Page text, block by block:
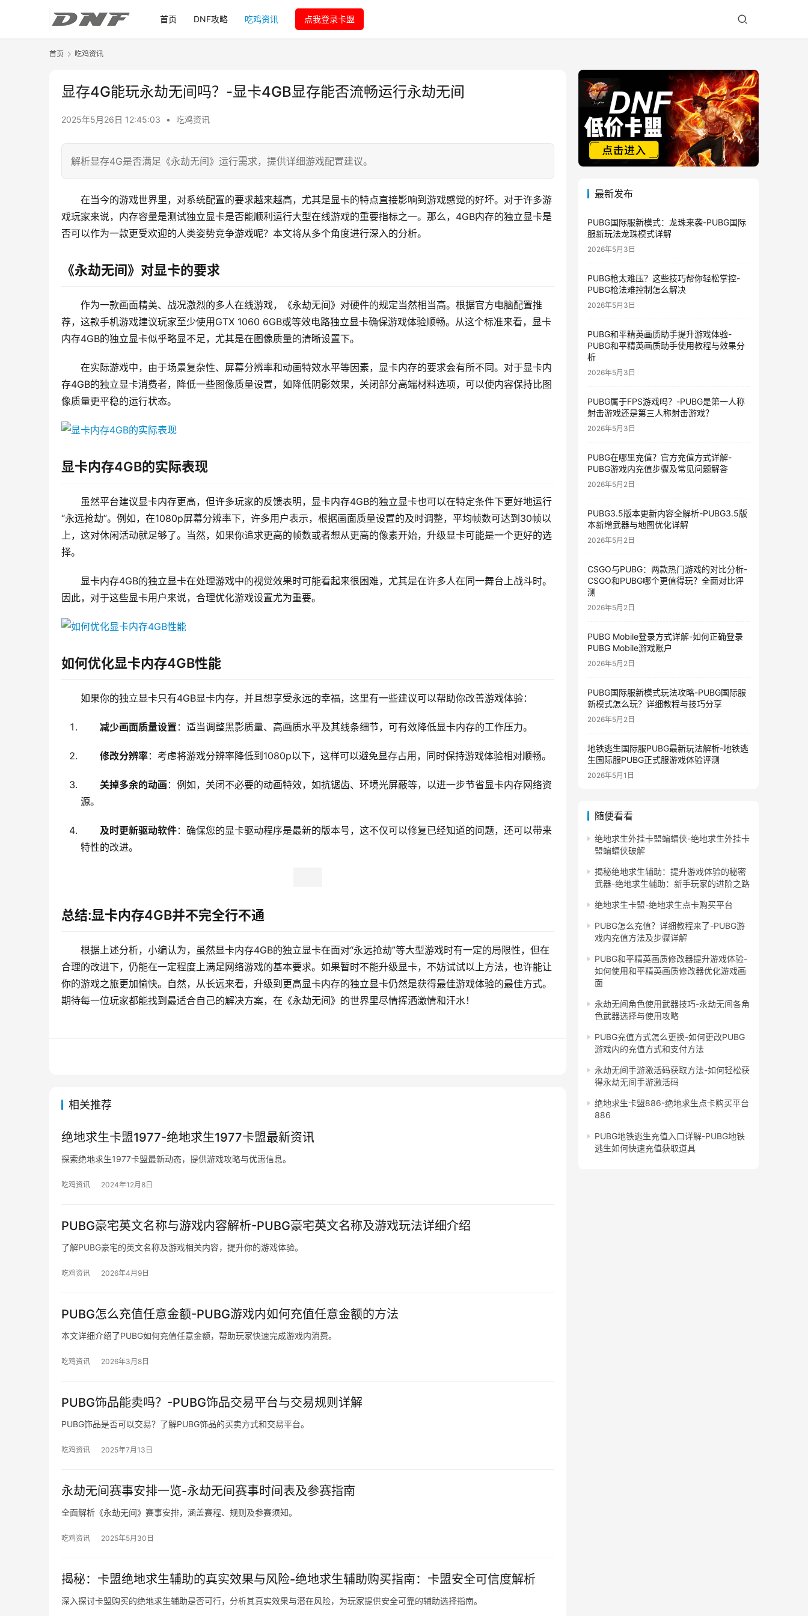
首页 DNF攻略 吃鸡资讯 点我登录卡盟
首页 吃鸡资讯
显存4G能玩永劫无间吗？-显卡4GB显存能否流畅运行永劫无间
2025年5月26日 12:45:03 • 吃鸡资讯
解析显存4G是否满足《永劫无间》运行需求，提供详细游戏配置建议。
在当今的游戏世界里，对系统配置的要求越来越高，尤其是显卡的特点直接影响到游戏感觉的好坏。对于许多游
戏玩家来说，内存容量是测试独立显卡是否能顺利运行大型在线游戏的重要指标之一。那么，4GB内存的独立显卡是
否可以作为一款更受欢迎的人类姿势竞争游戏呢？本文将从多个角度进行深入的分析。
《永劫无间》对显卡的要求
作为一款画面精美、战况激烈的多人在线游戏，《永劫无间》对硬件的规定当然相当高。根据官方电脑配置推
荐，这款手机游戏建议玩家至少使用GTX 1060 6GB或等效电路独立显卡确保游戏体验顺畅。从这个标准来看，显卡
内存4GB的独立显卡似乎略显不足，尤其是在图像质量的清晰设置下。
在实际游戏中，由于场景复杂性、屏幕分辨率和动画特效水平等因素，显卡内存的要求会有所不同。对于显卡内
存4GB的独立显卡消费者，降低一些图像质量设置，如降低阴影效果，关闭部分高端材料选项，可以使内容保持比图
像质量更平稳的运行状态。
显卡内存4GB的实际表现
虽然平台建议显卡内存更高，但许多玩家的反馈表明，显卡内存4GB的独立显卡也可以在特定条件下更好地运行
“永远抢劫”。例如，在1080p屏幕分辨率下，许多用户表示，根据画面质量设置的及时调整，平均帧数可达到30帧以
上，这对休闲活动就足够了。当然，如果你追求更高的帧数或者想从更高的像素开始，升级显卡可能是一个更好的选
择。
显卡内存4GB的独立显卡在处理游戏中的视觉效果时可能看起来很困难，尤其是在许多人在同一舞台上战斗时。
因此，对于这些显卡用户来说，合理优化游戏设置尤为重要。
如何优化显卡内存4GB性能
如果你的独立显卡只有4GB显卡内存，并且想享受永远的幸福，这里有一些建议可以帮助你改善游戏体验：
减少画面质量设置 ：适当调整黑影质量、高画质水平及其线条细节，可有效降低显卡内存的工作压力。
修改分辨率：考虑将游戏分辨率降低到1080p以下，这样可以避免显存占用，同时保持游戏体验相对顺畅。
关掉多余的动画 ：例如，关闭不必要的动画特效，如抗锯齿、环境光屏蔽等，以进一步节省显卡内存网络资
源。
及时更新驱动软件：确保您的显卡驱动程序是最新的版本号，这不仅可以修复已经知道的问题，还可以带来
特性的改进。
总结:显卡内存4GB并不完全行不通
根据上述分析，小编认为，虽然显卡内存4GB的独立显卡在面对“永远抢劫”等大型游戏时有一定的局限性，但在
合理的改进下，仍能在一定程度上满足网络游戏的基本要求。如果暂时不能升级显卡，不妨试试以上方法，也许能让
你的游戏之旅更加愉快。自然，从长远来看，升级到更高显卡内存的独立显卡仍然是获得最佳游戏体验的最佳方式。
期待每一位玩家都能找到最适合自己的解决方案，在《永劫无间》的世界里尽情挥洒激情和汗水！
相关推荐
绝地求生卡盟1977-绝地求生1977卡盟最新资讯
探索绝地求生1977卡盟最新动态，提供游戏攻略与优惠信息。
吃鸡资讯 2024年12月8日
PUBG豪宅英文名称与游戏内容解析-PUBG豪宅英文名称及游戏玩法详细介绍
了解PUBG豪宅的英文名称及游戏相关内容，提升你的游戏体验。
吃鸡资讯 2026年4月9日
PUBG怎么充值任意金额-PUBG游戏内如何充值任意金额的方法
本文详细介绍了PUBG如何充值任意金额，帮助玩家快速完成游戏内消费。
吃鸡资讯 2026年3月8日
PUBG饰品能卖吗？-PUBG饰品交易平台与交易规则详解
PUBG饰品是否可以交易？了解PUBG饰品的买卖方式和交易平台。
吃鸡资讯 2025年7月13日
永劫无间赛事安排一览-永劫无间赛事时间表及参赛指南
全面解析《永劫无间》赛事安排，涵盖赛程、规则及参赛须知。
吃鸡资讯 2025年5月30日
揭秘：卡盟绝地求生辅助的真实效果与风险-绝地求生辅助购买指南：卡盟安全可信度解析
深入探讨卡盟购买的绝地求生辅助是否可行，分析其真实效果与潜在风险，为玩家提供安全可靠的辅助选择指南。
最新发布
PUBG国际服新模式：龙珠来袭-PUBG国际
服新玩法龙珠模式详解
2026年5月3日
PUBG枪太难压？这些技巧帮你轻松掌控-
PUBG枪法难控制怎么解决
2026年5月3日
PUBG和平精英画质助手提升游戏体验-
PUBG和平精英画质助手使用教程与效果分
析
2026年5月3日
PUBG属于FPS游戏吗？-PUBG是第一人称
射击游戏还是第三人称射击游戏？
2026年5月3日
PUBG在哪里充值？官方充值方式详解-
PUBG游戏内充值步骤及常见问题解答
2026年5月2日
PUBG3.5版本更新内容全解析-PUBG3.5版
本新增武器与地图优化详解
2026年5月2日
CSGO与PUBG：两款热门游戏的对比分析-
CSGO和PUBG哪个更值得玩？全面对比评
测
2026年5月2日
PUBG Mobile登录方式详解-如何正确登录
PUBG Mobile游戏账户
2026年5月2日
PUBG国际服新模式玩法攻略-PUBG国际服
新模式怎么玩？详细教程与技巧分享
2026年5月2日
地铁逃生国际服PUBG最新玩法解析-地铁逃
生国际服PUBG正式服游戏体验评测
2026年5月1日
随便看看
绝地求生外挂卡盟蝙蝠侠-绝地求生外挂卡
盟蝙蝠侠破解
揭秘绝地求生辅助：提升游戏体验的秘密
武器-绝地求生辅助：新手玩家的进阶之路
绝地求生卡盟-绝地求生点卡购买平台
PUBG怎么充值？详细教程来了-PUBG游
戏内充值方法及步骤详解
PUBG和平精英画质修改器提升游戏体验-
如何使用和平精英画质修改器优化游戏画
面
永劫无间角色使用武器技巧-永劫无间各角
色武器选择与使用攻略
PUBG充值方式怎么更换-如何更改PUBG
游戏内的充值方式和支付方法
永劫无间手游激活码获取方法-如何轻松获
得永劫无间手游激活码
绝地求生卡盟886-绝地求生点卡购买平台
886
PUBG地铁逃生充值入口详解-PUBG地铁
逃生如何快速充值获取道具